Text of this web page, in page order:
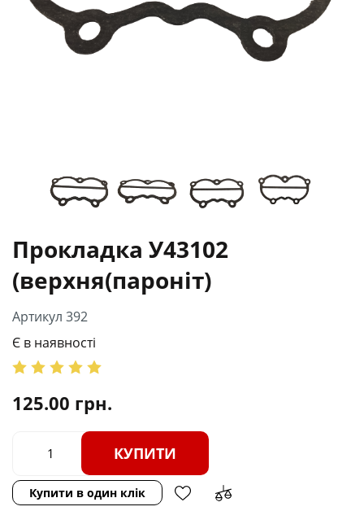
Прокладка У43102
(верхня(пароніт)
Артикул 392
Є в наявності
125.00 грн.
КУПИТИ
Купити в один клік